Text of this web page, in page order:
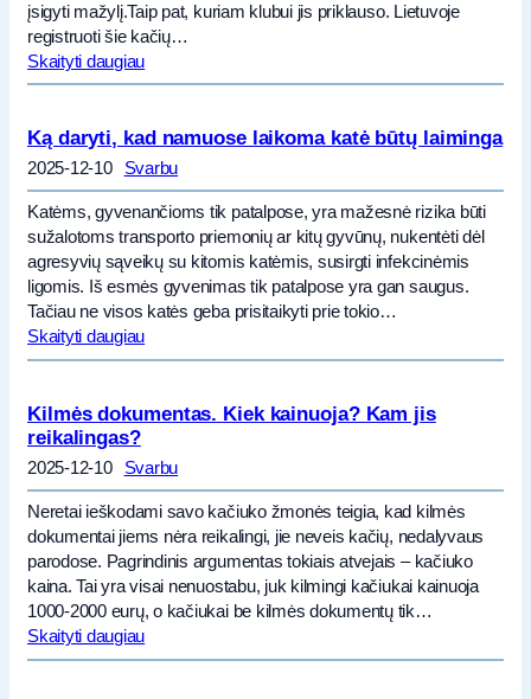
įsigyti mažylį.Taip pat, kuriam klubui jis priklauso. Lietuvoje
registruoti šie kačių…
Skaityti daugiau
Ką daryti, kad namuose laikoma katė būtų laiminga
2025-12-10 Svarbu
Katėms, gyvenančioms tik patalpose, yra mažesnė rizika būti
sužalotoms transporto priemonių ar kitų gyvūnų, nukentėti dėl
agresyvių sąveikų su kitomis katėmis, susirgti infekcinėmis
ligomis. Iš esmės gyvenimas tik patalpose yra gan saugus.
Tačiau ne visos katės geba prisitaikyti prie tokio…
Skaityti daugiau
Kilmės dokumentas. Kiek kainuoja? Kam jis
reikalingas?
2025-12-10 Svarbu
Neretai ieškodami savo kačiuko žmonės teigia, kad kilmės
dokumentai jiems nėra reikalingi, jie neveis kačių, nedalyvaus
parodose. Pagrindinis argumentas tokiais atvejais – kačiuko
kaina. Tai yra visai nenuostabu, juk kilmingi kačiukai kainuoja
1000-2000 eurų, o kačiukai be kilmės dokumentų tik…
Skaityti daugiau